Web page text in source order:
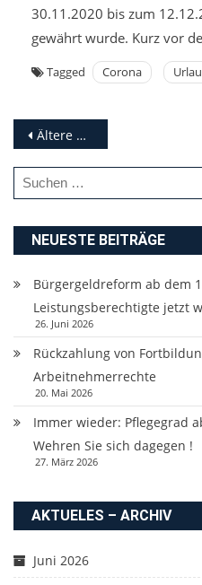
30.11.2020 bis zum
gewährt wurde. Kurz vor
Tagged Corona
Ältere Beiträge
NEUESTE BEITRÄGE
Bürgergeldreform ab dem
Leistungsberechtigte jetzt
26. Juni 2026
Rückzahlung von
Arbeitnehmerrechte
20. Mai 2026
Immer wieder: Pflegegrad
Wehren Sie sich dagegen !
27. März 2026
AKTUELES – ARCHIV
Juni 2026